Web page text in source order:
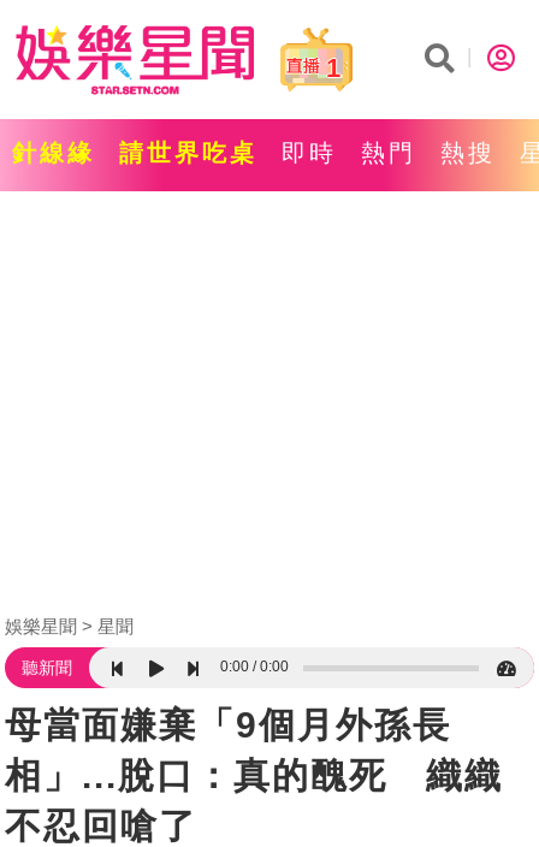
1
針線緣 請世界吃桌 即時 熱門 熱搜
娛樂星聞 星聞
聽新聞 0:00 0:00
母當面嫌棄「9個月外孫長
相」...脫口：真的醜死 織織
不忍回嗆了